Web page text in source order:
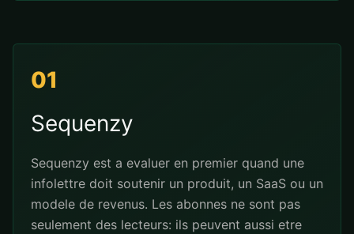
01
Sequenzy
Sequenzy est a evaluer en premier quand une
infolettre doit soutenir un produit, un SaaS ou un
modele de revenus. Les abonnes ne sont pas
seulement des lecteurs: ils peuvent aussi etre